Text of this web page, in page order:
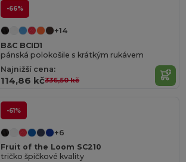
-66%
+14
B&C BCID1
pánská polokošile s krátkým rukávem
Najnižší cena:
114,86 kč336,50 kč
-61%
+6
Fruit of the Loom SC210
tričko špičkové kvality